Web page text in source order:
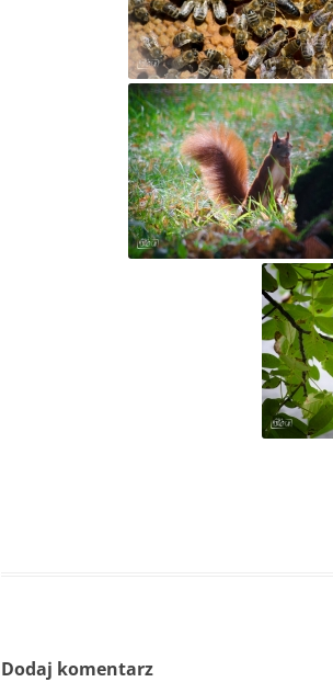
Dodaj komentarz